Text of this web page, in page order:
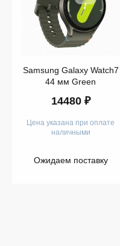
Samsung Galaxy Watch7
44 мм Green
14480 ₽
Цена указана при оплате
наличными
Ожидаем поставку